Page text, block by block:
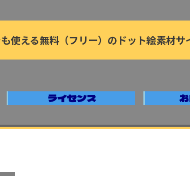
使える無料（フリー）のドット絵素材サ
ライセンス